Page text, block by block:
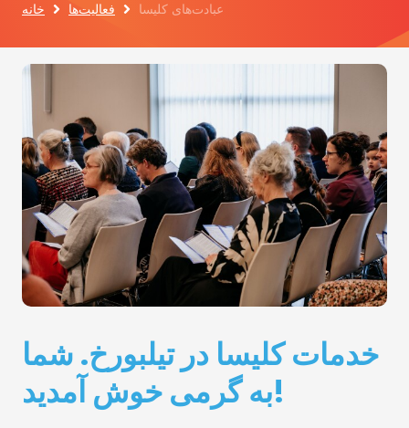
خانه فعالیت‌ها عبادت‌های کلیسا
خدمات کلیسا در تیلبورخ. شما
به گرمی خوش آمدید!